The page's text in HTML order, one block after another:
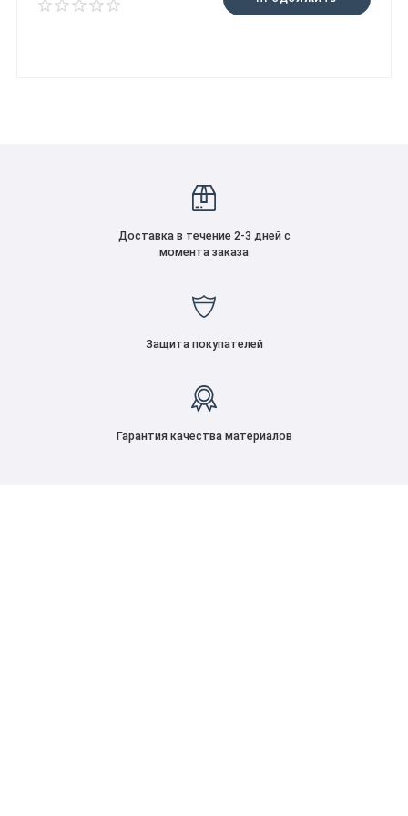
Доставка в течение 2-3 дней с
момента заказа
Защита покупателей
Гарантия качества материалов